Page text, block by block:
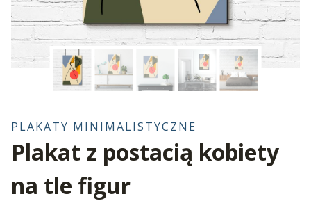
PLAKATY MINIMALISTYCZNE
Plakat z postacią kobiety
na tle figur